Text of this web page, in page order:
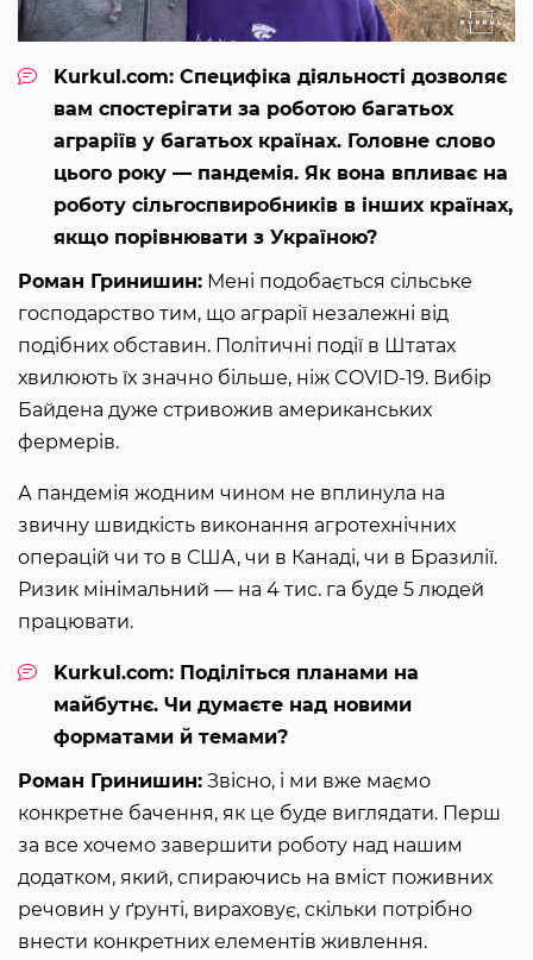
Kurkul.com: Специфіка діяльності дозволяє
вам спостерігати за роботою багатьох
аграріїв у багатьох країнах. Головне слово
цього року — пандемія. Як вона впливає на
роботу сільгоспвиробників в інших країнах,
якщо порівнювати з Україною?
Роман Гринишин: Мені подобається сільське
господарство тим, що аграрії незалежні від
подібних обставин. Політичні події в Штатах
хвилюють їх значно більше, ніж COVID-19. Вибір
Байдена дуже стривожив американських
фермерів.
А пандемія жодним чином не вплинула на
звичну швидкість виконання агротехнічних
операцій чи то в США, чи в Канаді, чи в Бразилії.
Ризик мінімальний — на 4 тис. га буде 5 людей
працювати.
Kurkul.com: Поділіться планами на
майбутнє. Чи думаєте над новими
форматами й темами?
Роман Гринишин: Звісно, і ми вже маємо
конкретне бачення, як це буде виглядати. Перш
за все хочемо завершити роботу над нашим
додатком, який, спираючись на вміст поживних
речовин у ґрунті, вираховує, скільки потрібно
внести конкретних елементів живлення.